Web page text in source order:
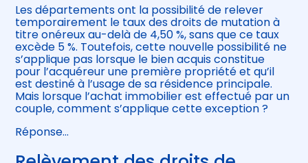
Développer votre entreprise
Construire votre patrimoine
Être prêt pour la facturation
électronique
Les départements ont la possibilité de relever
temporairement le taux des droits de mutation à
titre onéreux au-delà de 4,50 %, sans que ce taux
excède 5 %. Toutefois, cette nouvelle possibilité ne
s’applique pas lorsque le bien acquis constitue
pour l’acquéreur une première propriété et qu’il
est destiné à l’usage de sa résidence principale.
Mais lorsque l’achat immobilier est effectué par un
couple, comment s’applique cette exception ?
Réponse…